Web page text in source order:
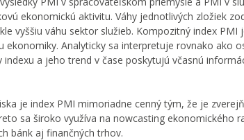
ekonomickú aktivitu. Váhy jednotlivých zložiek
vyššiu váhu sektor služieb. Kompozitný index
ekonomiky. Analyticky sa interpretuje rovnako ako
a jeho trend v čase poskytujú včasnú
je index PMI mimoriadne cenný tým, že je
sa široko využíva na nowcasting ekonomického
bánk aj finančných trhov.